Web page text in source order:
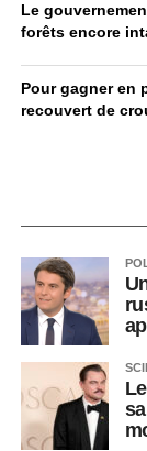
Le
forêts encore
Pour gagner en
recouvert de